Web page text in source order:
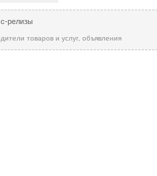
релизы
товаров и услуг, объявления